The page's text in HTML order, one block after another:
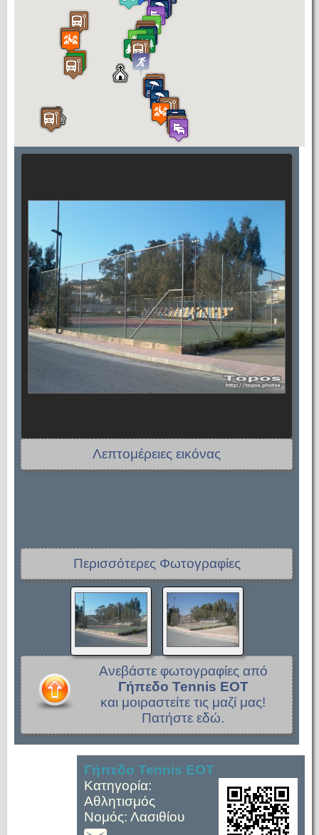
Λεπτομέρειες εικόνας
Περισσότερες Φωτογραφίες
Ανεβάστε φωτογραφίες από
Γήπεδο Tennis EOT
και μοιραστείτε τις μαζί μας!
Πατήστε εδώ.
Γήπεδο Tennis EOT
Κατηγορία:
Αθλητισμός
Νομός: Λασιθίου